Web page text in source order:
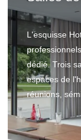
L'esquisse
dédié. Trois
espaces de
réunions,